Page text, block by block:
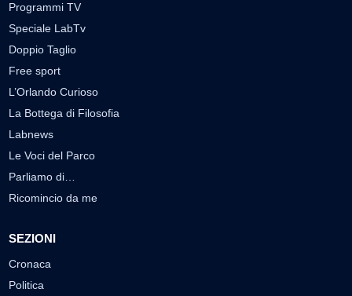
Programmi TV
Speciale LabTv
Doppio Taglio
Free sport
L’Orlando Curioso
La Bottega di Filosofia
Labnews
Le Voci del Parco
Parliamo di…
Ricomincio da me
SEZIONI
Cronaca
Politica